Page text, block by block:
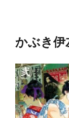
かぶき伊